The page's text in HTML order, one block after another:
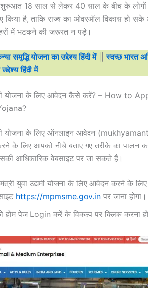
18 साल से लेकर 40 साल के बीच के लोगों
है, ताकि राज्य का ओवरऑल विकास हो सके
में भटकने की जरूरत न पड़े।
समृद्धि योजना का उद्देश्य हिंदी में||स्वच्छ भारत
हिंदी में
योजना के लिए आवेदन कैसे करें? – How to
योजना के लिए ऑनलाइन आवेदन
के लिए आपको नीचे बताए गए तरीके का पालन
आधिकारिक वेबसाइट पर जा सकते हैं।
युवा उद्यमी योजना के लिए आवेदन करने के
https://mpmsme.gov.in पर जाना होगा।
होम पेज Login करें के विकल्प पर क्लिक करना